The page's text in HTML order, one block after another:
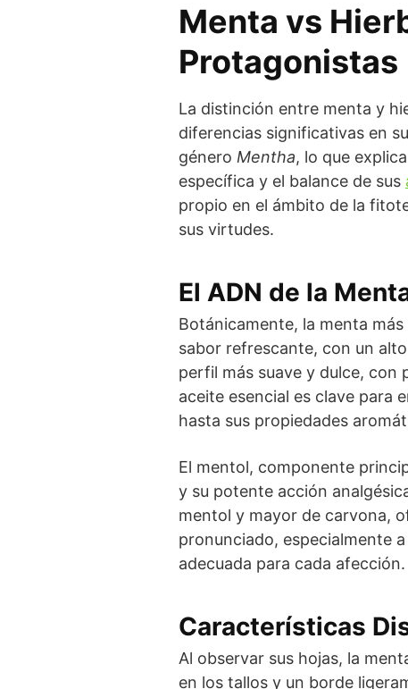
Menta vs
Protagonistas
La distinción entre menta y
diferencias significativas en
género Mentha, lo que
específica y el balance de sus
propio en el ámbito de la
sus virtudes.
El ADN de la
Botánicamente, la menta más
sabor refrescante, con un
perfil más suave y dulce, con
aceite esencial es clave para
hasta sus propiedades
El mentol, componente
y su potente acción
mentol y mayor de carvona,
pronunciado, especialmente
adecuada para cada afección.
Características
Al observar sus hojas, la
en los tallos y un borde